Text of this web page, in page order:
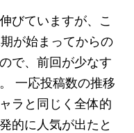
びていますが、こ
が始まってからの
で、前回が少なす
一応投稿数の推移
ラと同じく全体的
的に人気が出たと